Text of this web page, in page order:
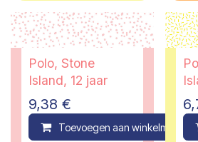
Polo, Stone
Island, 12 jaar
9,38 €
Toevoegen aan winkelmandje